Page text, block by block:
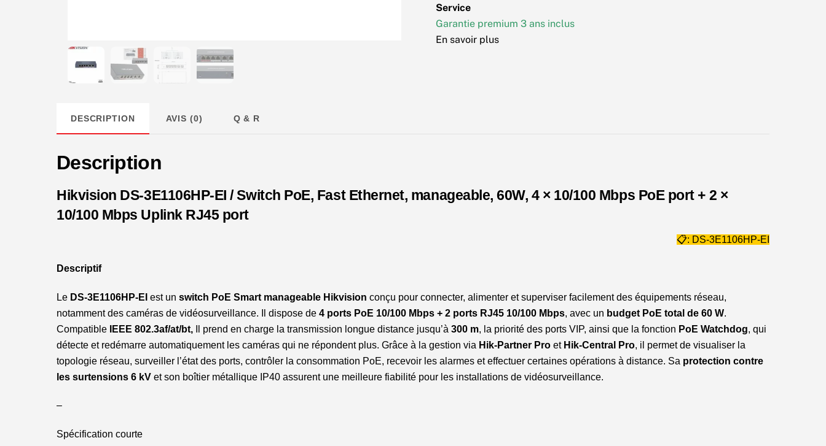
EI
Switch
PoE,
Service
Garantie premium 3 ans inclus
En savoir plus
DESCRIPTION AVIS (0) Q & R
Description
Hikvision DS-3E1106HP-EI / Switch PoE, Fast Ethernet, manageable, 60W, 4 × 10/100 Mbps PoE port + 2 ×
10/100 Mbps Uplink RJ45 port
📋: DS-3E1106HP-EI
Descriptif
Le DS-3E1106HP-EI est un switch PoE Smart manageable Hikvision conçu pour connecter, alimenter et superviser facilement des équipements réseau,
notamment des caméras de vidéosurveillance. Il dispose de 4 ports PoE 10/100 Mbps + 2 ports RJ45 10/100 Mbps, avec un budget PoE total de 60 W.
Compatible
IEEE 802.3af/at/bt, Il prend en charge la transmission longue distance jusqu’à 300 m, la priorité des ports VIP, ainsi que la fonction PoE Watchdog, qui
détecte et redémarre automatiquement les caméras qui ne répondent plus. Grâce à la gestion via Hik-Partner Pro et Hik-Central Pro, il permet de visualiser la
topologie réseau, surveiller l’état des ports, contrôler la consommation PoE, recevoir les alarmes et effectuer certaines opérations à distance. Sa protection contre
les surtensions 6 kV et son boîtier métallique IP40 assurent une meilleure fiabilité pour les installations de vidéosurveillance.
–
Spécification courte